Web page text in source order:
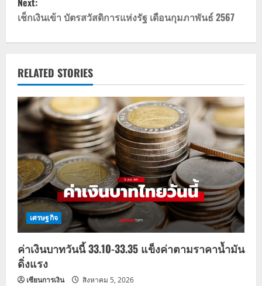
s
a
v
i
g
a
t
i
o
n
เช็กเงินเข้า บัตรสวัสดิการแห่งรัฐ เดือนกุมภาพันธ์ 2567
RELATED STORIES
เศรษฐกิจ
ค่าเงินบาทวันนี้ 33.10-33.35 แข็งค่าตามราคาน้ำมัน
ดิ่งแรง
เซียนการเงิน สิงหาคม 5, 2026